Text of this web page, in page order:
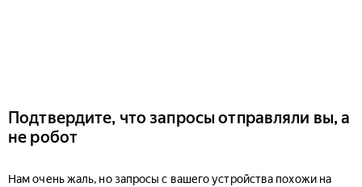
Подтвердите, что запросы отправляли вы, а
не робот
Нам очень жаль, но запросы с вашего устройства похожи на